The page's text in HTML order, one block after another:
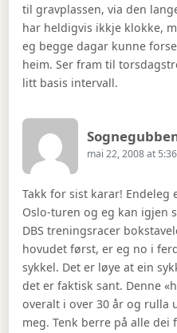
til gravplassen, via den
har heldigvis ikkje klokke,
eg begge dagar kunne
heim. Ser fram til
litt basis intervall.
mai 22, 2008 at
Takk for sist karar!
Oslo-turen og eg kan igjen
DBS treningsracer
hovudet først, er eg no i
sykkel. Det er løye at ein
det er faktisk sant. Denne
overalt i over 30 år og rulla
meg. Tenk berre på alle